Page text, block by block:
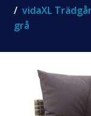
vidaXL
grå